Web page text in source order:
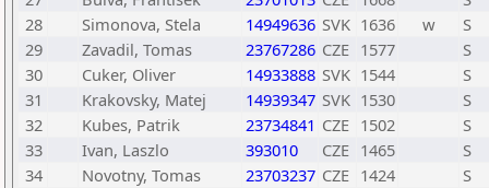
28
Simonova, Stela 14949636 SVK 1636 w
S
29
Zavadil, Tomas 23767286 CZE 1577
S
30
Cuker, Oliver 14933888 SVK 1544
S
31
Krakovsky, Matej 14939347 SVK 1530
S
32
Kubes, Patrik 23734841 CZE 1502
S
33
Ivan, Laszlo 393010 CZE 1465
S
34
Novotny, Tomas 23703237 CZE 1424
S